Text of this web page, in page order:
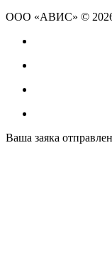
ООО «АВИС» ©
Ваша заяка